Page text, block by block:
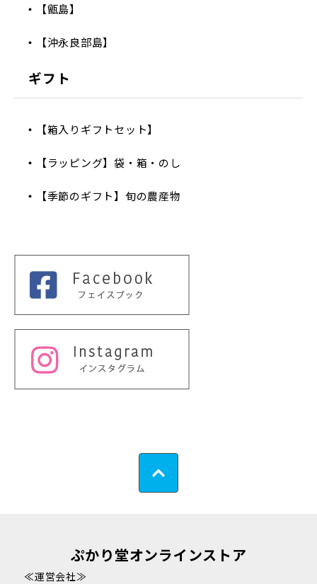
【甑島】
【沖永良部島】
ギフト
【箱入りギフトセット】
【ラッピング】袋・箱・のし
【季節のギフト】旬の農産物
ぷかり堂オンラインストア
≪運営会社≫